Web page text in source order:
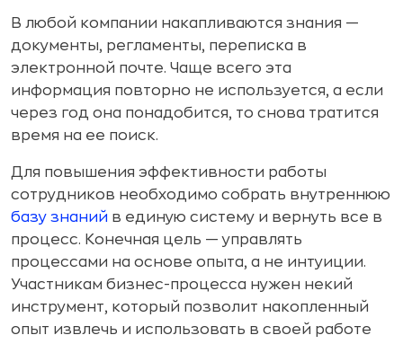
В любой компании накапливаются знания —
документы, регламенты, переписка в
электронной почте. Чаще всего эта
информация повторно не используется, а если
через год она понадобится, то снова тратится
время на ее поиск.
Для повышения эффективности работы
сотрудников необходимо собрать внутреннюю
базу знаний в единую систему и вернуть все в
процесс. Конечная цель — управлять
процессами на основе опыта, а не интуиции.
Участникам бизнес-процесса нужен некий
инструмент, который позволит накопленный
опыт извлечь и использовать в своей работе